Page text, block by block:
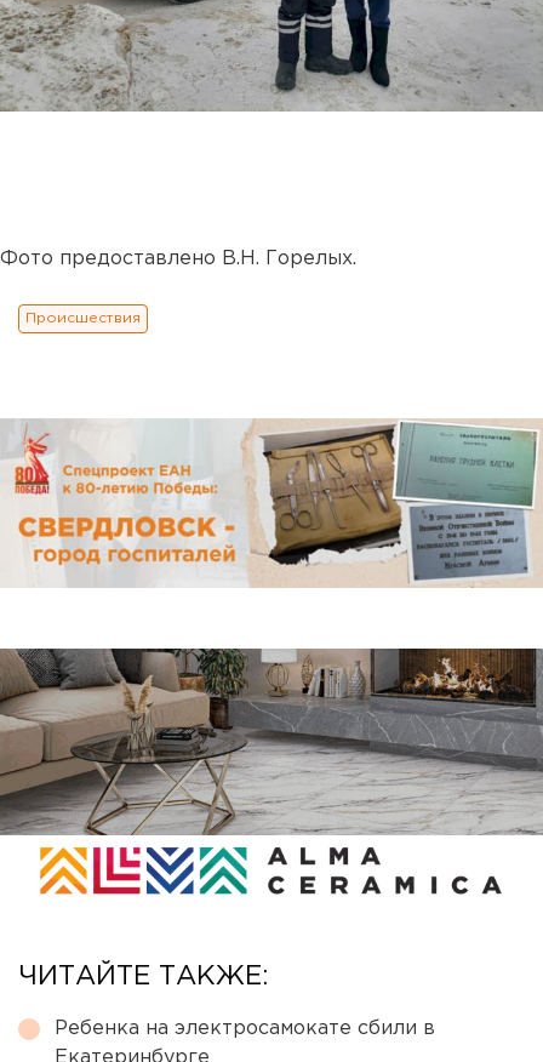
Фото предоставлено В.Н. Горелых.
Происшествия
ЧИТАЙТЕ ТАКЖЕ:
Ребенка на электросамокате сбили в
Екатеринбурге